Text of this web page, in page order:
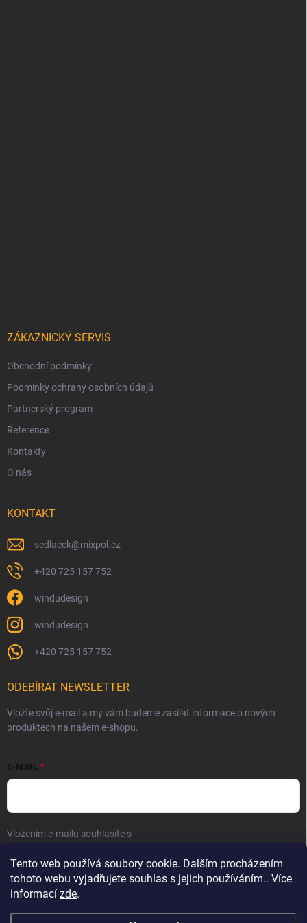
Tento web používá soubory cookie. Dalším procházením
tohoto webu vyjadřujete souhlas s jejich používáním.. Více
informací zde.
ZÁKAZNICKÝ SERVIS
Obchodní podmínky
Podmínky ochrany osobních údajů
Partnerský program
Reference
Kontakty
O nás
KONTAKT
sedlacek@mixpol.cz
+420 725 157 752
windudesign
windudesign
+420 725 157 752
ODEBÍRAT NEWSLETTER
Vložte svůj e-mail a my vám budeme zasílat informace o nových
produktech na našem e-shopu.
E-MAIL
Vložením e-mailu souhlasíte s
Přihlásit se